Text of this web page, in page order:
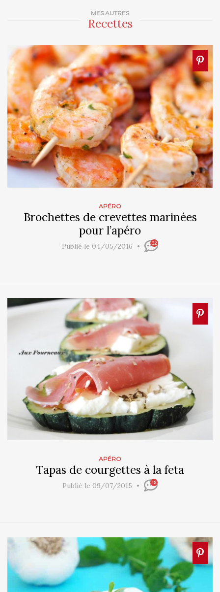
MES AUTRES
Recettes
APÉRO
Brochettes de crevettes marinées
pour l’apéro
Publié le 04/05/2016 22
APÉRO
Tapas de courgettes à la feta
Publié le 09/07/2015 18